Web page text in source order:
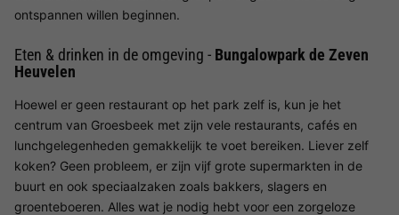
ontspannen willen beginnen.
Eten & drinken in de omgeving - Bungalowpark de Zeven
Heuvelen
Hoewel er geen restaurant op het park zelf is, kun je het
centrum van Groesbeek met zijn vele restaurants, cafés en
lunchgelegenheden gemakkelijk te voet bereiken. Liever zelf
koken? Geen probleem, er zijn vijf grote supermarkten in de
buurt en ook speciaalzaken zoals bakkers, slagers en
groenteboeren. Alles wat je nodig hebt voor een zorgeloze